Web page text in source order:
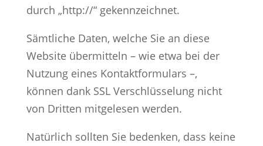
durch „http://“ gekennzeichnet.
Sämtliche Daten, welche Sie an diese
Website übermitteln – wie etwa bei der
Nutzung eines Kontaktformulars –,
können dank SSL Verschlüsselung nicht
von Dritten mitgelesen werden.
Natürlich sollten Sie bedenken, dass keine